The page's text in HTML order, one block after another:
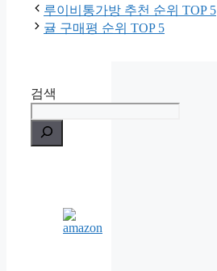
루이비통가방 추천 순위 TOP 5
귤 구매평 순위 TOP 5
검색